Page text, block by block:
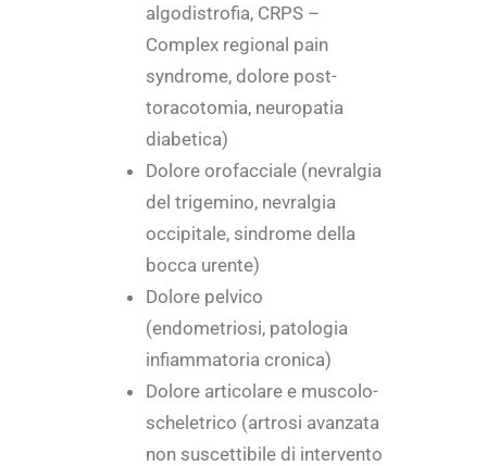
algodistrofia, CRPS –
Complex regional pain
syndrome, dolore post-
toracotomia, neuropatia
diabetica)
Dolore orofacciale (nevralgia
del trigemino, nevralgia
occipitale, sindrome della
bocca urente)
Dolore pelvico
(endometriosi, patologia
infiammatoria cronica)
Dolore articolare e muscolo-
scheletrico (artrosi avanzata
non suscettibile di intervento